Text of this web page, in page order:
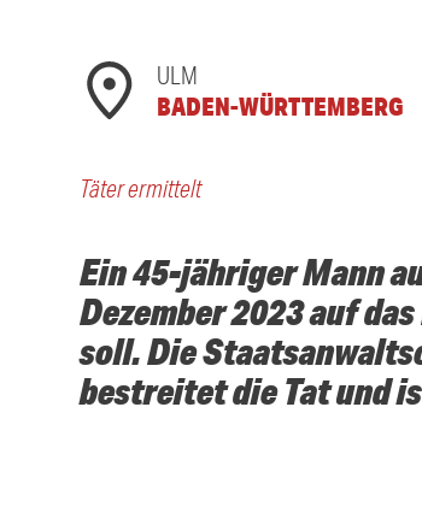
ULM
BADEN-WÜRTTEMBERG
Täter ermittelt
Ein 45-jähriger Mann
Dezember 2023 auf
soll. Die
bestreitet die Tat und